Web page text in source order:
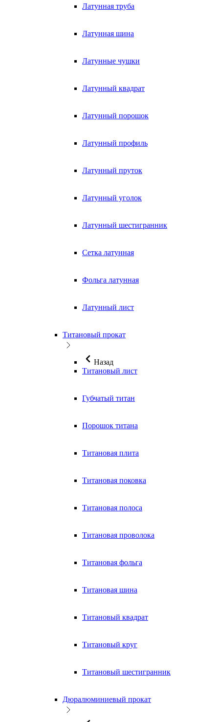
Латунная труба
Латунная шина
Латунные чушки
Латунный квадрат
Латунный порошок
Латунный профиль
Латунный пруток
Латунный уголок
Латунный шестигранник
Сетка латунная
Фольга латунная
Латунный лист
Титановый прокат
Назад
Титановый лист
Губчатый титан
Порошок титана
Титановая плита
Титановая поковка
Титановая полоса
Титановая проволока
Титановая фольга
Титановая шина
Титановый квадрат
Титановый круг
Титановый шестигранник
Дюралюминиевый прокат